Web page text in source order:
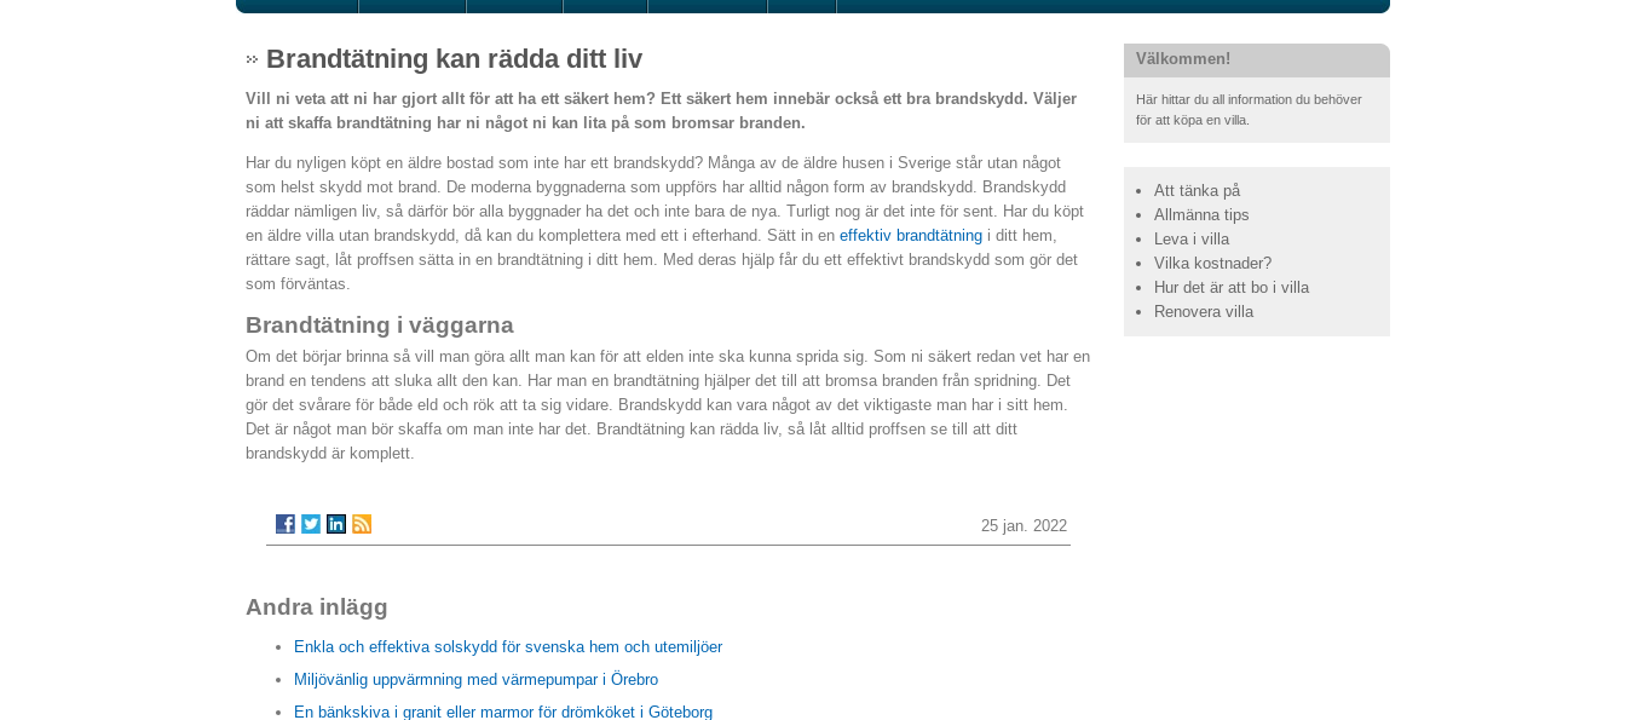
Välkommen!
Här hittar du all information du behöver
för att köpa en villa.
Att tänka på
Allmänna tips
Leva i villa
Vilka kostnader?
Hur det är att bo i villa
Renovera villa
Brandtätning kan rädda ditt liv
Vill ni veta att ni har gjort allt för att ha ett säkert hem? Ett säkert hem innebär också ett bra brandskydd. Väljer
ni att skaffa brandtätning har ni något ni kan lita på som bromsar branden.
Har du nyligen köpt en äldre bostad som inte har ett brandskydd? Många av de äldre husen i Sverige står utan något
som helst skydd mot brand. De moderna byggnaderna som uppförs har alltid någon form av brandskydd. Brandskydd
räddar nämligen liv, så därför bör alla byggnader ha det och inte bara de nya. Turligt nog är det inte för sent. Har du köpt
en äldre villa utan brandskydd, då kan du komplettera med ett i efterhand. Sätt in en effektiv brandtätning i ditt hem,
rättare sagt, låt proffsen sätta in en brandtätning i ditt hem. Med deras hjälp får du ett effektivt brandskydd som gör det
som förväntas.
Brandtätning i väggarna
Om det börjar brinna så vill man göra allt man kan för att elden inte ska kunna sprida sig. Som ni säkert redan vet har en
brand en tendens att sluka allt den kan. Har man en brandtätning hjälper det till att bromsa branden från spridning. Det
gör det svårare för både eld och rök att ta sig vidare. Brandskydd kan vara något av det viktigaste man har i sitt hem.
Det är något man bör skaffa om man inte har det. Brandtätning kan rädda liv, så låt alltid proffsen se till att ditt
brandskydd är komplett.
25 jan. 2022
Andra inlägg
Enkla och effektiva solskydd för svenska hem och utemiljöer
Miljövänlig uppvärmning med värmepumpar i Örebro
En bänkskiva i granit eller marmor för drömköket i Göteborg